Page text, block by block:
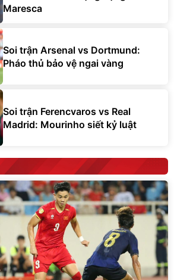
Maresca
Soi trận Arsenal vs Dortmund:
Pháo thủ bảo vệ ngai vàng
Soi trận Ferencvaros vs Real
Madrid: Mourinho siết kỷ luật